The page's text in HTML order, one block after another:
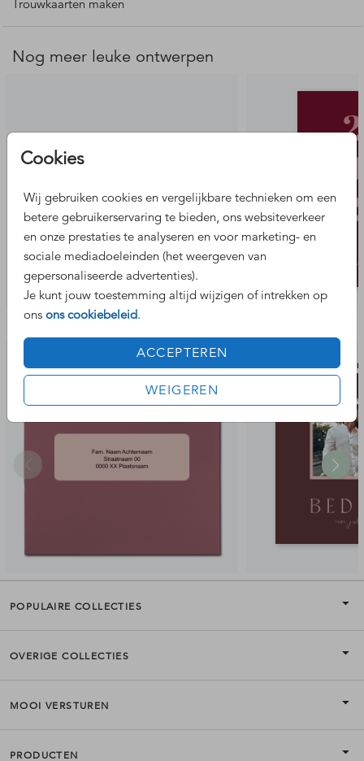
Cookies
Wij gebruiken cookies en vergelijkbare technieken om een
betere gebruikerservaring te bieden, ons websiteverkeer
en onze prestaties te analyseren en voor marketing- en
sociale mediadoeleinden (het weergeven van
gepersonaliseerde advertenties).
Je kunt jouw toestemming altijd wijzigen of intrekken op
ons ons cookiebeleid.
ACCEPTEREN
WEIGEREN
Trouwkaarten maken
Nog meer leuke ontwerpen
Bekijk de complete set
POPULAIRE COLLECTIES
OVERIGE COLLECTIES
MOOI VERSTUREN
PRODUCTEN